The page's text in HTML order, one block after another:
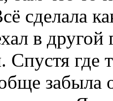
сделала
в
Спустя где
забыла